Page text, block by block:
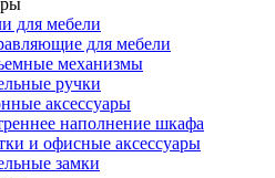
для мебели
для мебели
механизмы
ручки
аксессуары
наполнение шкафа
и офисные аксессуары
замки